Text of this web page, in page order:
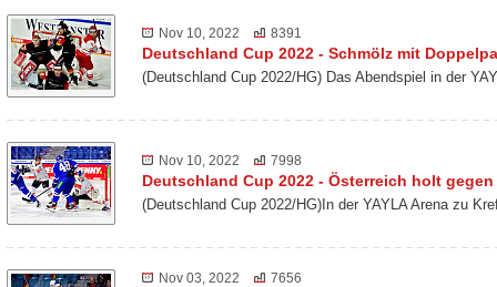
Nov 10, 2022 8391
Deutschland Cup 2022 - Schmölz mit
(Deutschland Cup 2022/HG) Das Abendspiel in der
Nov 10, 2022 7998
Deutschland Cup 2022 - Österreich holt
(Deutschland Cup 2022/HG)In der YAYLA Arena zu
Nov 03, 2022 7656